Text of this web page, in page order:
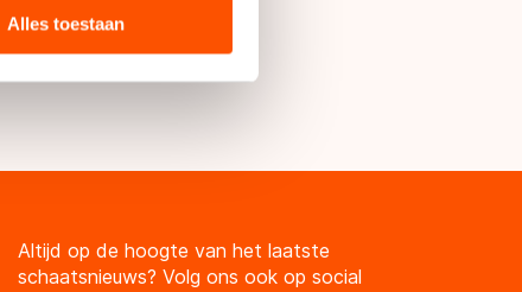
hebben verzameld via
VS, waar mogelijk geen
met deze overdracht.
Alles toestaan
> KPN
Altijd op de hoogte van het laatste
schaatsnieuws? Volg ons ook op social